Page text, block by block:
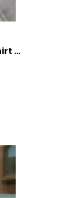
E-Book Erbsünde U-Boot-Shirt MARINA